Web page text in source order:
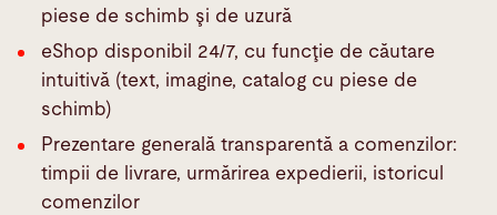
piese de schimb şi de uzură
eShop disponibil 24/7, cu funcţie de căutare
intuitivă (text, imagine, catalog cu piese de
schimb)
Prezentare generală transparentă a comenzilor:
timpii de livrare, urmărirea expedierii, istoricul
comenzilor